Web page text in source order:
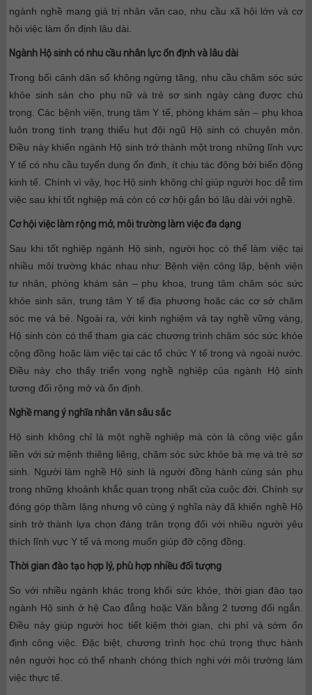
ngành nghề mang giá trị nhân văn cao, nhu cầu xã hội lớn và cơ
hội việc làm ổn định lâu dài.
Ngành Hộ sinh có nhu cầu nhân lực ổn định và lâu dài
Trong bối cảnh dân số không ngừng tăng, nhu cầu chăm sóc sức
khỏe sinh sản cho phụ nữ và trẻ sơ sinh ngày càng được chú
trọng. Các bệnh viện, trung tâm Y tế, phòng khám sản – phụ khoa
luôn trong tình trạng thiếu hụt đội ngũ Hộ sinh có chuyên môn.
Điều này khiến ngành Hộ sinh trở thành một trong những lĩnh vực
Y tế có nhu cầu tuyển dụng ổn định, ít chịu tác động bởi biến động
kinh tế. Chính vì vậy, học Hộ sinh không chỉ giúp người học dễ tìm
việc sau khi tốt nghiệp mà còn có cơ hội gắn bó lâu dài với nghề.
Cơ hội việc làm rộng mở, môi trường làm việc đa dạng
Sau khi tốt nghiệp ngành Hộ sinh, người học có thể làm việc tại
nhiều môi trường khác nhau như: Bệnh viện công lập, bệnh viện
tư nhân, phòng khám sản – phụ khoa, trung tâm chăm sóc sức
khỏe sinh sản, trung tâm Y tế địa phương hoặc các cơ sở chăm
sóc mẹ và bé. Ngoài ra, với kinh nghiệm và tay nghề vững vàng,
Hộ sinh còn có thể tham gia các chương trình chăm sóc sức khỏe
cộng đồng hoặc làm việc tại các tổ chức Y tế trong và ngoài nước.
Điều này cho thấy triển vọng nghề nghiệp của ngành Hộ sinh
tương đối rộng mở và ổn định.
Nghề mang ý nghĩa nhân văn sâu sắc
Hộ sinh không chỉ là một nghề nghiệp mà còn là công việc gắn
liền với sứ mệnh thiêng liêng, chăm sóc sức khỏe bà mẹ và trẻ sơ
sinh. Người làm nghề Hộ sinh là người đồng hành cùng sản phụ
trong những khoảnh khắc quan trọng nhất của cuộc đời. Chính sự
đóng góp thầm lặng nhưng vô cùng ý nghĩa này đã khiến nghề Hộ
sinh trở thành lựa chọn đáng trân trọng đối với nhiều người yêu
thích lĩnh vực Y tế và mong muốn giúp đỡ cộng đồng.
Thời gian đào tạo hợp lý, phù hợp nhiều đối tượng
So với nhiều ngành khác trong khối sức khỏe, thời gian đào tạo
ngành Hộ sinh ở hệ Cao đẳng hoặc Văn bằng 2 tương đối ngắn.
Điều này giúp người học tiết kiệm thời gian, chi phí và sớm ổn
định công việc. Đặc biệt, chương trình học chú trọng thực hành
nên người học có thể nhanh chóng thích nghi với môi trường làm
việc thực tế.